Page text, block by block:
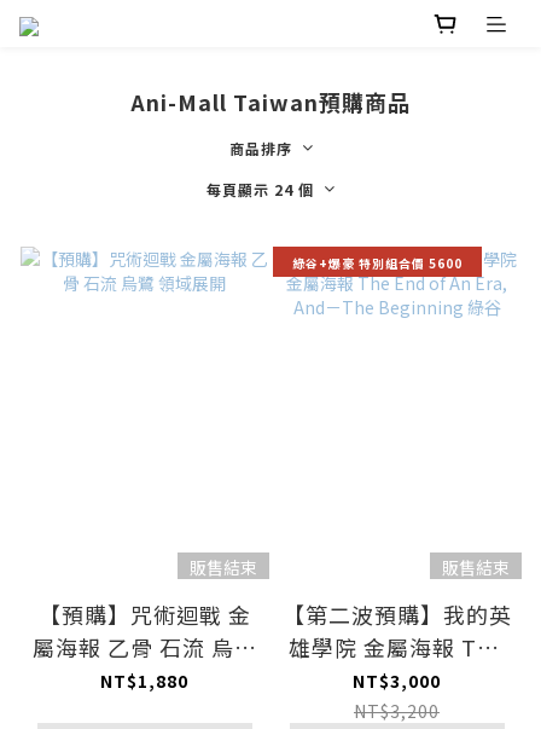
Ani-Mall Taiwan預購商品
商品排序
每頁顯示 24 個
販售結束
【預購】咒術迴戰 金
屬海報 乙骨 石流 烏鷺
領域展開
NT$1,880
綠谷+爆豪 特別組合價 5600
販售結束
【第二波預購】我的英
雄學院 金屬海報 The
End of An Era, And－
The Beginning 綠谷
NT$3,000
NT$3,200